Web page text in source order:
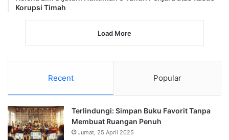
Korupsi Timah
Load More
Recent Popular
Terlindungi: Simpan Buku Favorit Tanpa
Membuat Ruangan Penuh
Jumat, 25 April 2025